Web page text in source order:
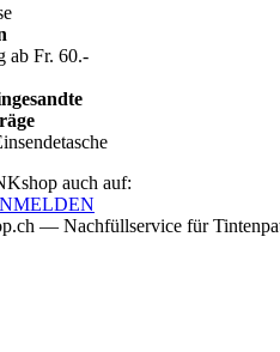
ab Fr. 60.-
auch auf:
— Nachfüllservice für